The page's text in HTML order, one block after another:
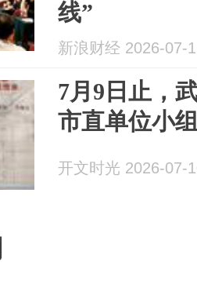
线”
新浪财经 2026-07-
7月9日止，
市直单位小
开文时光 2026-07-